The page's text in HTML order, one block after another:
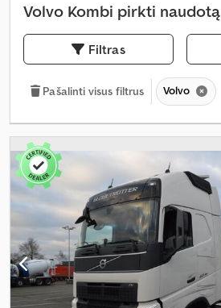
Volvo Kombi pirkti naudotą
Filtras
Pašalinti visus filtrus Volvo